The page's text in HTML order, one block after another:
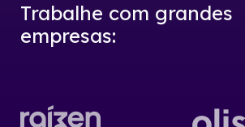
Trabalhe com grandes
empresas: